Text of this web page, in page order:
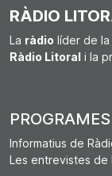
RÀDIO
La ràdio líder de la
Ràdio Litoral i la
PROGRAMES
Informatius de
Les entrevistes de